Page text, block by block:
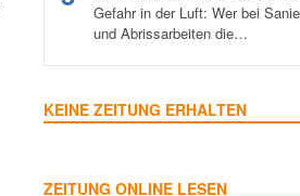
Gefahr in der Luft: Wer bei
und Abrissarbeiten die…
KEINE ZEITUNG ERHALTEN
ZEITUNG ONLINE LESEN